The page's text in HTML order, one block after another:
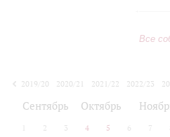
Все
2019/20
2020/21 2021/22 2022/23
Сентябрь Октябрь
2 3 4 5 6 7